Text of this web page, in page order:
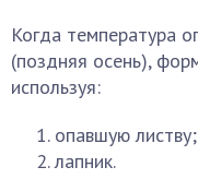
Когда температура
(поздняя осень),
используя:
опавшую листву;
лапник.